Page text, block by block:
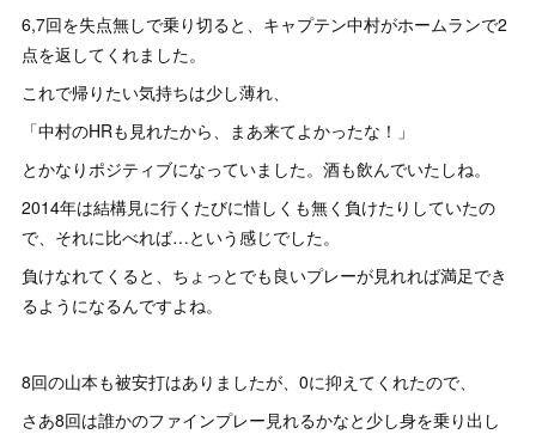
6,7回を失点無しで乗り切ると、キャプテン中村がホームランで2
点を返してくれました。
これで帰りたい気持ちは少し薄れ、
「中村のHRも見れたから、まあ来てよかったな！」
とかなりポジティブになっていました。酒も飲んでいたしね。
2014年は結構見に行くたびに惜しくも無く負けたりしていたの
で、それに比べれば…という感じでした。
負けなれてくると、ちょっとでも良いプレーが見れれば満足でき
るようになるんですよね。
8回の山本も被安打はありましたが、0に抑えてくれたので、
さあ8回は誰かのファインプレー見れるかなと少し身を乗り出し